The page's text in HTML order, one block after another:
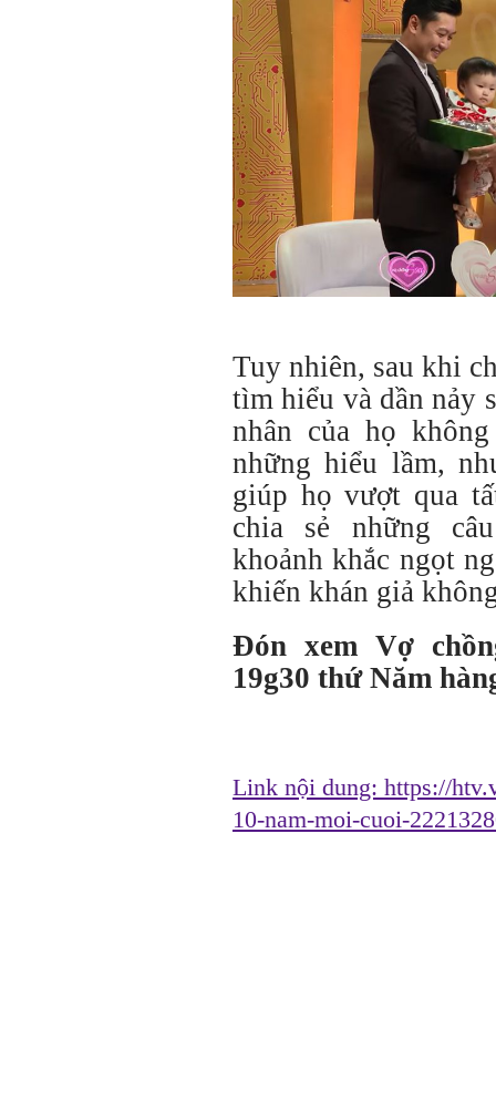
Tuy nhiên, sau khi
tìm hiểu và dần nảy
nhân của họ
những hiểu lầm,
giúp họ vượt qua
chia sẻ những
khoảnh khắc ngọt
khiến khán giả
Đón xem Vợ
19g30 thứ Năm
Link nội dung: https://
10-nam-moi-cuoi-